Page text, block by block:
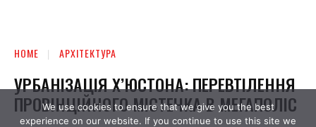
We use cookies to ensure that we give you the best
experience on our website. If you continue to use this site we